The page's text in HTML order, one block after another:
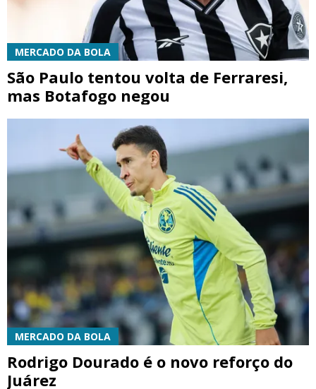
MERCADO DA BOLA
São Paulo tentou volta de Ferraresi,
mas Botafogo negou
MERCADO DA BOLA
Rodrigo Dourado é o novo reforço do
Juárez